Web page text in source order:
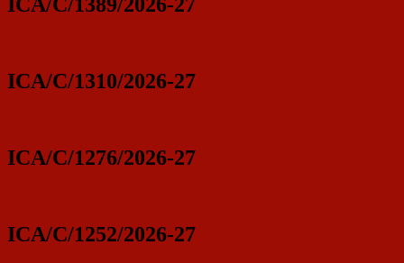
ICA/C/1310/2026-27
ICA/C/1276/2026-27
ICA/C/1252/2026-27